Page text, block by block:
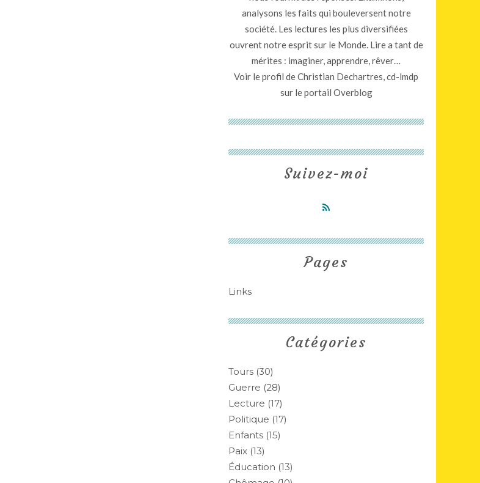
Catégories
Tours (30)
Guerre (28)
Lecture (17)
Politique (17)
Enfants (15)
Paix (13)
Éducation (13)
Pages
Links
analysons les faits qui bouleversent notre
société. Les lectures les plus diversifiées
ouvrent notre esprit sur le Monde. Lire a tant de
mérites : imaginer, apprendre, rêver…
Voir le profil deChristian Dechartres, cd-lmdp
sur le portail Overblog
Suivez-moi